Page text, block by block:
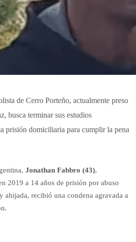
de Cerro Porteño, actualmente preso
busca terminar sus estudios
prisión domiciliaria para cumplir la pena
Jonathan Fabbro (43),
2019 a 14 años de prisión por abuso
ahijada, recibió una condena agravada a